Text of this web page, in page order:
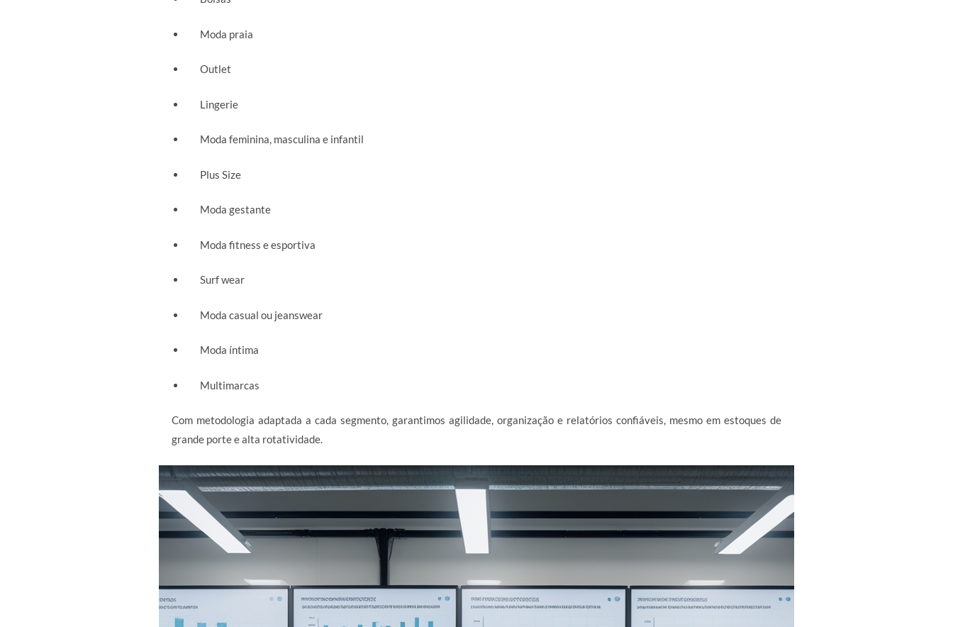
Moda praia
Outlet
Lingerie
Moda feminina, masculina e infantil
Plus Size
Moda gestante
Moda fitness e esportiva
Surf wear
Moda casual ou jeanswear
Moda íntima
Multimarcas
Com metodologia adaptada a cada segmento, garantimos agilidade, organização e relatórios confiáveis, mesmo em estoques de
grande porte e alta rotatividade.